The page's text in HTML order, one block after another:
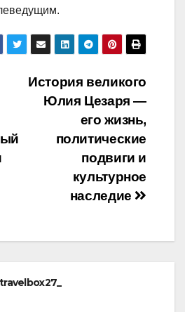
История великого
Юлия Цезаря —
его жизнь,
политические
подвиги и
культурное
наследие
travelbox27_